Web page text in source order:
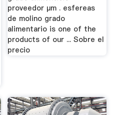
proveedor μm . esfereas
de molino grado
alimentario is one of the
products of our ... Sobre el
precio